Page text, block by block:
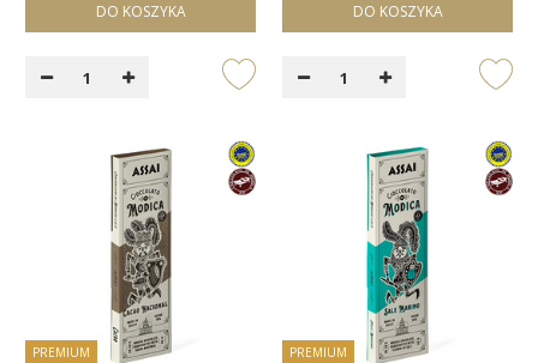
DO KOSZYKA DO KOSZYKA
PREMIUM PREMIUM